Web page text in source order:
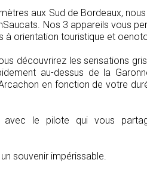
aux Sud de Bordeaux,
Nos 3 appareils vous
orientation touristique et
découvrirez les sensations
au-dessus de la
en fonction de votre
le pilote qui vous
souvenir impérissable.